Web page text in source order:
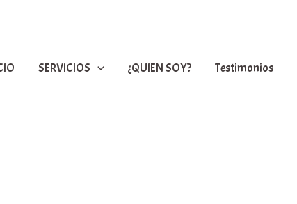
SERVICIOS ¿QUIEN SOY? Testimonios